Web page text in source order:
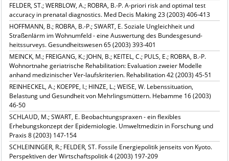
FELDER, ST.; WERBLOW, A.; ROBRA, B.-P. A-priori risk and optimal test
accuracy in prenatal diagnostics. Med Decis Making 23 (2003) 406-413
HOFFMANN, B.; ROBRA, B.-P.; SWART, E. Soziale Ungleichheit und
Straßenlärm im Wohnumfeld - eine Auswertung des Bundesgesund-
heitssurveys. Gesundheitswesen 65 (2003) 393-401
MEINCK, M.; FREIGANG, K.; JOHN, B.; KEITEL, C.; PULS, E.; ROBRA, B.-P.
Wohnortnahe geriatrische Rehabilitation: Evaluation zweier Modelle
anhand medizinischer Ver-laufskriterien. Rehabilitation 42 (2003) 45-51
REINHECKEL, A.; KOEPPE, I.; HINZE, L.; WEISE, W. Lebenssituation,
Belastung und Gesundheit von Mehrlingsmüttern. Hebamme 16 (2003)
46-50
SCHLAUD, M.; SWART, E. Beobachtungspraxen - ein flexibles
Erhebungskonzept der Epidemiologie. Umweltmedizin in Forschung und
Praxis 8 (2003) 147-154
SCHLEININGER, R.; FELDER, ST. Fossile Energiepolitik jenseits von Kyoto.
Perspektiven der Wirtschaftspolitik 4 (2003) 197-209